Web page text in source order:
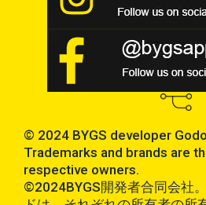
© 2024 BYGS developer
Trademarks and brands are
respective owners.
©2024BYGS開発者合同会社